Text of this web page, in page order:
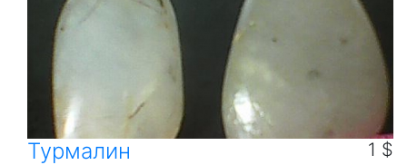
Турмалин 1 $